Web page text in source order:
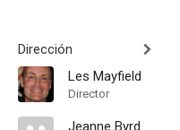
Dirección
Les Mayfield
Director
Jeanne Byrd